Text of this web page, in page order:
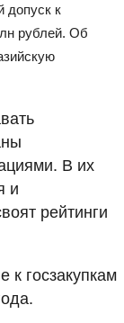
допуск к
рублей. Об
В их
и
рейтинги
госзакупкам